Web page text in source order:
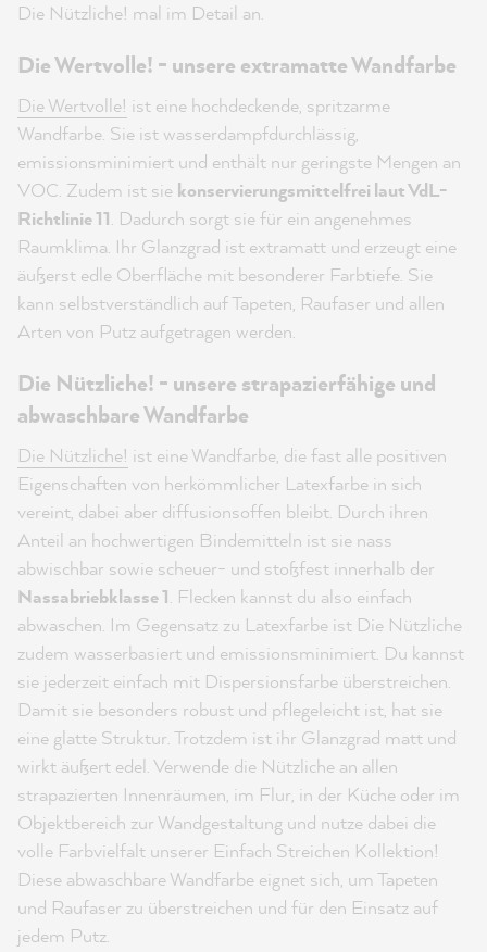
Die Nützliche! mal im Detail an.
Die Wertvolle! - unsere extramatte Wandfarbe
Die Wertvolle! ist eine hochdeckende, spritzarme
Wandfarbe. Sie ist wasserdampfdurchlässig,
emissionsminimiert und enthält nur geringste Mengen an
VOC. Zudem ist sie konservierungsmittelfrei laut VdL-
Richtlinie 11. Dadurch sorgt sie für ein angenehmes
Raumklima. Ihr Glanzgrad ist extramatt und erzeugt eine
äußerst edle Oberfläche mit besonderer Farbtiefe. Sie
kann selbstverständlich auf Tapeten, Raufaser und allen
Arten von Putz aufgetragen werden.
Die Nützliche! - unsere strapazierfähige und
abwaschbare Wandfarbe
Die Nützliche! ist eine Wandfarbe, die fast alle positiven
Eigenschaften von herkömmlicher Latexfarbe in sich
vereint, dabei aber diffusionsoffen bleibt. Durch ihren
Anteil an hochwertigen Bindemitteln ist sie nass
abwischbar sowie scheuer- und stoßfest innerhalb der
Nassabriebklasse 1. Flecken kannst du also einfach
abwaschen. Im Gegensatz zu Latexfarbe ist Die Nützliche
zudem wasserbasiert und emissionsminimiert. Du kannst
sie jederzeit einfach mit Dispersionsfarbe überstreichen.
Damit sie besonders robust und pflegeleicht ist, hat sie
eine glatte Struktur. Trotzdem ist ihr Glanzgrad matt und
wirkt äußert edel. Verwende die Nützliche an allen
strapazierten Innenräumen, im Flur, in der Küche oder im
Objektbereich zur Wandgestaltung und nutze dabei die
volle Farbvielfalt unserer Einfach Streichen Kollektion!
Diese abwaschbare Wandfarbe eignet sich, um Tapeten
und Raufaser zu überstreichen und für den Einsatz auf
jedem Putz.